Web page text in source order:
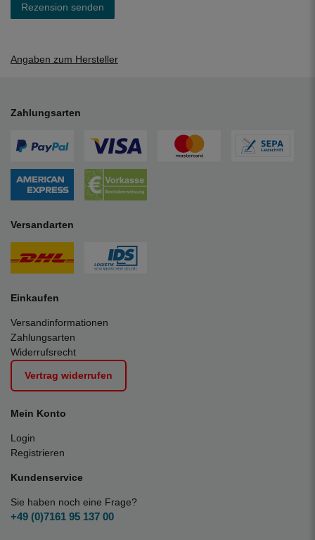
Rezension senden
Angaben zum Hersteller
Zahlungsarten
Versandarten
Einkaufen
Versandinformationen
Zahlungsarten
Widerrufsrecht
Vertrag widerrufen
Mein Konto
Login
Registrieren
Kundenservice
Sie haben noch eine Frage?
+49 (0)7161 95 137 00